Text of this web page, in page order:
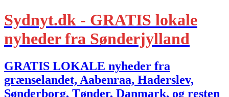
Sydnyt.dk - GRATIS lokale
nyheder fra Sønderjylland
GRATIS LOKALE nyheder fra
grænselandet, Aabenraa, Haderslev,
Sønderborg, Tønder, Danmark, og resten